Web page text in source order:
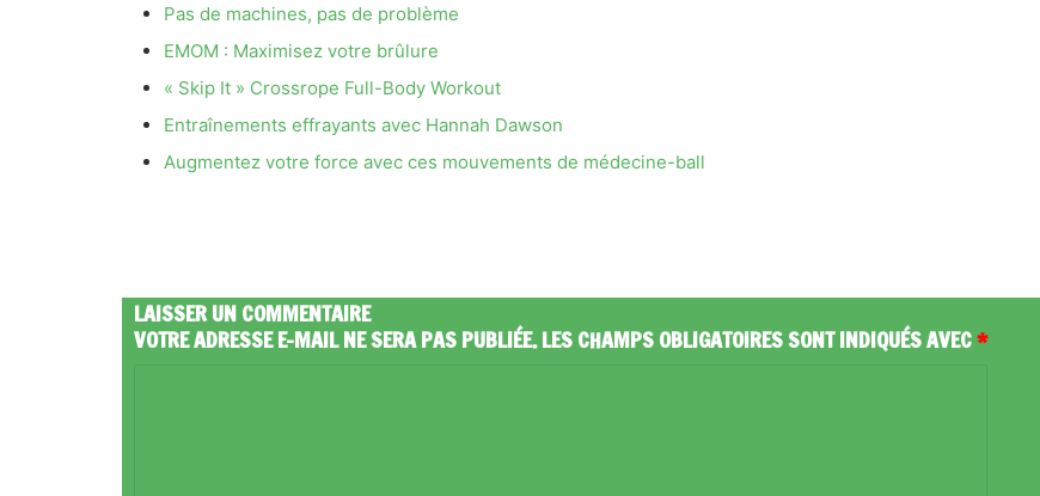
Pas de machines, pas de problème
EMOM : Maximisez votre brûlure
« Skip It » Crossrope Full-Body Workout
Entraînements effrayants avec Hannah Dawson
Augmentez votre force avec ces mouvements de médecine-ball
LAISSER UN COMMENTAIRE
VOTRE ADRESSE E-MAIL NE SERA PAS PUBLIÉE.LES CHAMPS OBLIGATOIRES SONT INDIQUÉS AVEC*